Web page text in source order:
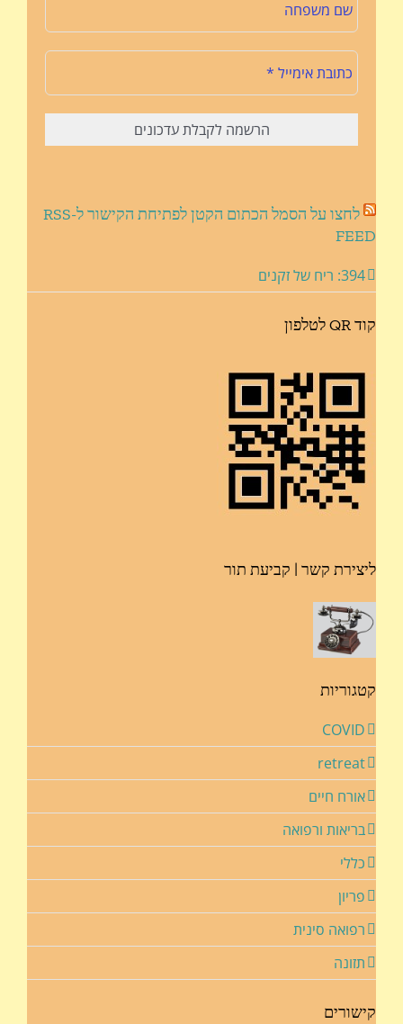
לחצו על הסמל הכתום הקטן לפתיחת הקישור ל-RSS
FEED
394: ריח של זקנים
קוד QR לטלפון
ליצירת קשר | קביעת תור
קטגוריות
COVID
retreat
אורח חיים
בריאות ורפואה
כללי
פריון
רפואה סינית
תזונה
קישורים